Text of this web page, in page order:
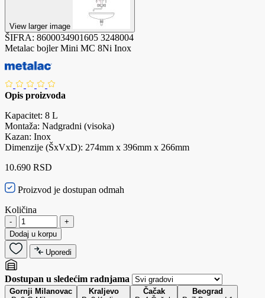
View larger image
ŠIFRA: 8600034901605 3248004
Metalac bojler Mini MC 8Ni Inox
Opis proizvoda
Kapacitet: 8 L
Montaža: Nadgradni (visoka)
Kazan: Inox
Dimenzije (ŠxVxD): 274mm x 396mm x 266mm
10.690 RSD
Proizvod je dostupan odmah
Količina
-
+
Dodaj u korpu
Uporedi
Dostupan u sledećim radnjama
Gornji Milanovac
Kraljevo
Čačak
Beograd